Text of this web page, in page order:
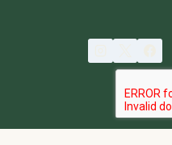
© 2026 spa2000